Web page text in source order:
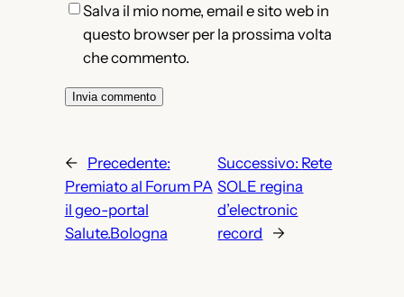
Salva il mio nome, email e sito web in
questo browser per la prossima volta
che commento.
←
Precedente:
Premiato al Forum PA
il geo-portal
Salute.Bologna
Successivo: Rete
SOLE regina
d’electronic
record
→